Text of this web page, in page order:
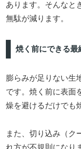
あります。そんなと
無駄が減ります。
焼く前にできる最
膨らみが足りない生
です。焼く前に表面
燥を避けるだけでも
また、切り込み（ク
れ方が不規則になり